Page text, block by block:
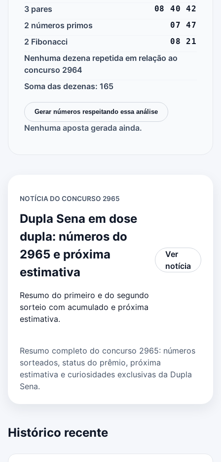
3 pares 08 40 42
2 números primos 07 47
2 Fibonacci 08 21
Nenhuma dezena repetida em relação ao
concurso 2964
Soma das dezenas: 165
Gerar números respeitando essa análise
Nenhuma aposta gerada ainda.
NOTÍCIA DO CONCURSO 2965
Dupla Sena em dose
dupla: números do
2965 e próxima
estimativa
Resumo do primeiro e do segundo
sorteio com acumulado e próxima
estimativa.
Ver
notícia
Resumo completo do concurso 2965: números
sorteados, status do prêmio, próxima
estimativa e curiosidades exclusivas da Dupla
Sena.
Histórico recente